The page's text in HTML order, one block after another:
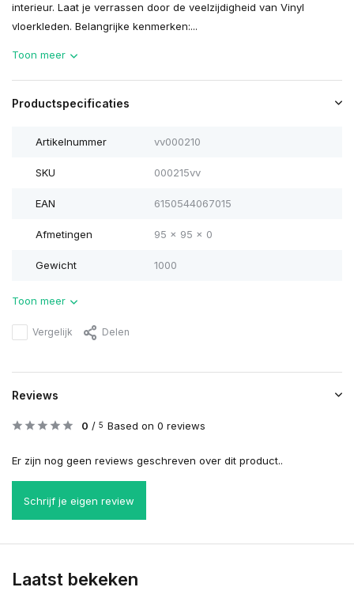
interieur. Laat je verrassen door de veelzijdigheid van Vinyl
vloerkleden. Belangrijke kenmerken:...
Toon meer
Productspecificaties
Artikelnummer vv000210
SKU 000215vv
EAN 6150544067015
Afmetingen 95 x 95 x 0
Gewicht 1000
Toon meer
Vergelijk Delen
Reviews
0 / 5 Based on 0 reviews
Er zijn nog geen reviews geschreven over dit product..
Schrijf je eigen review
Laatst bekeken